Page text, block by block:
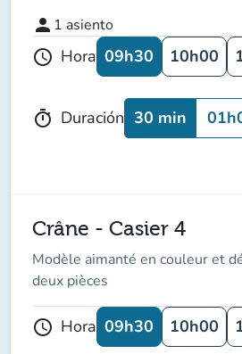
person 1 asiento
schedule Hora 09h30 10h00
timer Duración 30 min
Crâne - Casier 4
Modèle aimanté en couleur et
deux pièces
schedule Hora 09h30 10h00